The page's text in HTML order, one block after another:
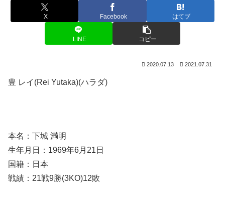
X Facebook はてブ
LINE コピー
2020.07.13 2021.07.31
豊 レイ(Rei Yutaka)(ハラダ)
本名：下城 満明
生年月日：1969年6月21日
国籍：日本
戦績：21戦9勝(3KO)12敗